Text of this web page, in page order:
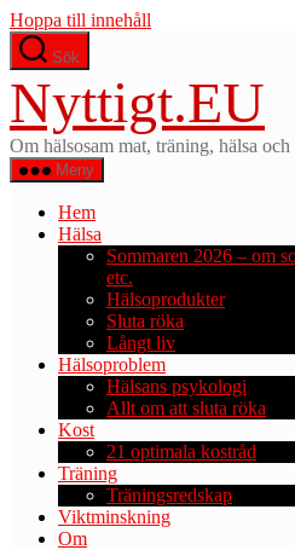
Hoppa till innehåll
Sök
Nyttigt.EU
Om hälsosam mat, träning, hälsa
Meny
Hem
Hälsa
Sommaren 2026 – om
etc.
Hälsoprodukter
Sluta röka
Långt liv
Hälsoproblem
Hälsans psykologi
Allt om att sluta röka
Kost
21 optimala kostråd
Träning
Träningsredskap
Viktminskning
Om